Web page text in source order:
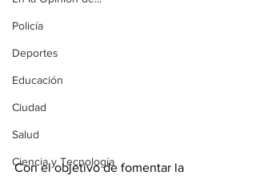
Policía
Deportes
Educación
Ciudad
Salud
Ciencia y Tecnología
Con el objetivo de fomentar la